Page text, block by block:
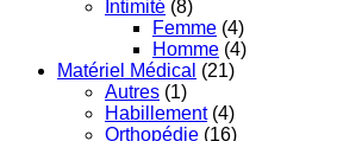
Intimité (8)
Femme (4)
Homme (4)
Matériel Médical (21)
Autres (1)
Habillement (4)
Orthopédie (16)